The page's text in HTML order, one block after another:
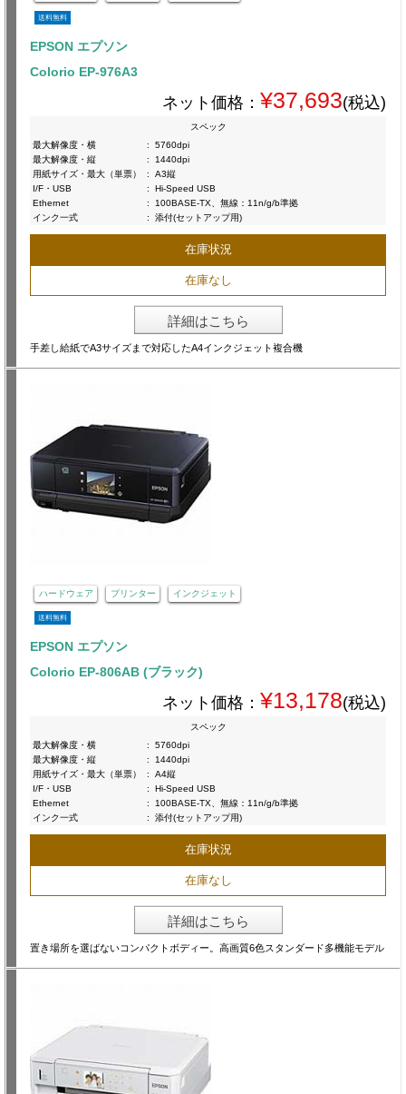
送料無料
EPSON エプソン
Colorio EP-976A3
ネット価格： ¥37,693(税込)
スペック
最大解像度・横
:
5760dpi
最大解像度・縦
:
1440dpi
用紙サイズ・最大（単票）
:
A3縦
I/F・USB
:
Hi-Speed USB
Ethernet
:
100BASE-TX、無線：11n/g/b準拠
インク一式
: 添付(セットアップ用)
在庫状況
在庫なし
詳細はこちら
手差し給紙でA3サイズまで対応したA4インクジェット複合機
ハードウェア プリンター インクジェット
送料無料
EPSON エプソン
Colorio EP-806AB (ブラック)
ネット価格： ¥13,178(税込)
スペック
最大解像度・横
:
5760dpi
最大解像度・縦
:
1440dpi
用紙サイズ・最大（単票）
:
A4縦
I/F・USB
:
Hi-Speed USB
Ethernet
:
100BASE-TX、無線：11n/g/b準拠
インク一式
: 添付(セットアップ用)
在庫状況
在庫なし
詳細はこちら
置き場所を選ばないコンパクトボディー。高画質6色スタンダード多機能モデル